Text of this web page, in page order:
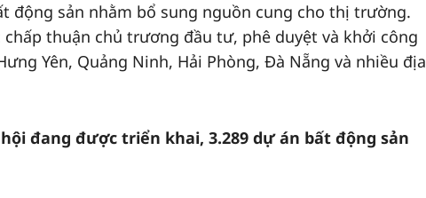
động sản nhằm bổ sung nguồn cung cho thị trường.
thuận chủ trương đầu tư, phê duyệt và khởi công
Yên, Quảng Ninh, Hải Phòng, Đà Nẵng và nhiều địa
đang được triển khai, 3.289 dự án bất động sản